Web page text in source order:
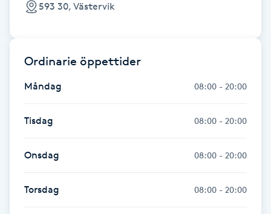
Herrklippning
Hollywood Peel
Hot Stone Massage
Hot yoga
593 30, Västervik
Ordinarie öppettider
Måndag 08:00 - 20:00
Tisdag 08:00 - 20:00
Onsdag 08:00 - 20:00
Torsdag 08:00 - 20:00